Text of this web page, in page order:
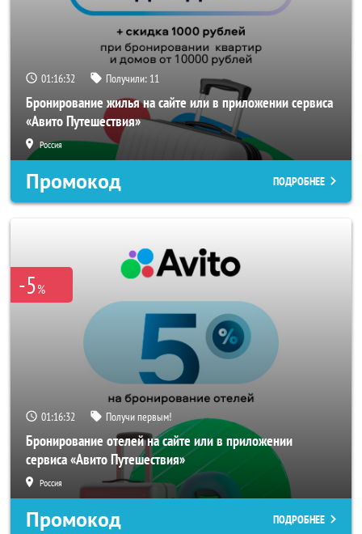
01:16:30 Получили: 11
Бронирование жилья на сайте или в приложении сервиса
«Авито Путешествия»
Россия
Промокод ПОДРОБНЕЕ
-5%
01:16:30 Получи первым!
Бронирование отелей на сайте или в приложении
сервиса «Авито Путешествия»
Россия
Промокод ПОДРОБНЕЕ